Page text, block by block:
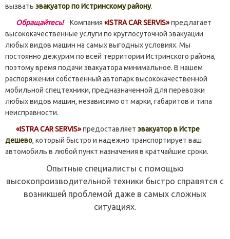
вызвать эвакуатор по Истринскому району.
Обращайтесь!Компания «ISTRA CAR SERVIS»предлагает
высококачественные услуги по круглосуточной эвакуации
любых видов машин на самых выгодных условиях. Мы
постоянно дежурим по всей территории Истринского района,
поэтому время подачи эвакуатора минимальное. В нашем
распоряжении собственный автопарк высококачественной
мобильной спецтехники, предназначенной для перевозки
любых видов машин, независимо от марки, габаритов и типа
неисправности.
«ISTRA CAR SERVIS»предоставляет эвакуатор в Истре
дешево, который быстро и надежно транспортирует ваш
автомобиль в любой пункт назначения в кратчайшие сроки.
Опытные специалисты с помощью
высокопроизводительной техники быстро справятся с
возникшей проблемой даже в самых сложных
ситуациях.